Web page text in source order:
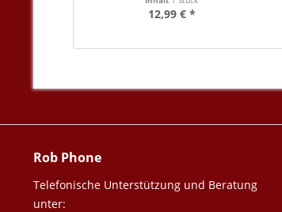
12,99 € *
Rob Phone
Telefonische Unterstützung und Beratung
unter: